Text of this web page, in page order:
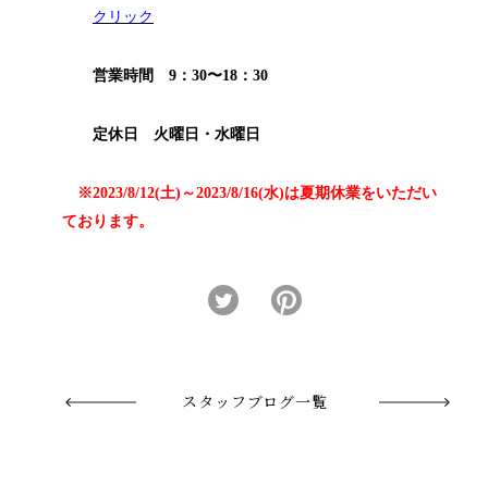
クリック
営業時間 9：30〜18：30
定休日 火曜日・水曜日
※2023/8/12(土)～2023/8/16(水)は夏期休業をいただい
ております。
スタッフブログ一覧